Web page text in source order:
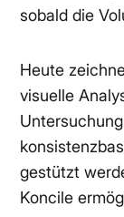
sobald die
Heute
visuelle
gestützt
Koncile